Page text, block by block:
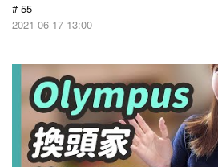
# 55
2021-06-17 13:00